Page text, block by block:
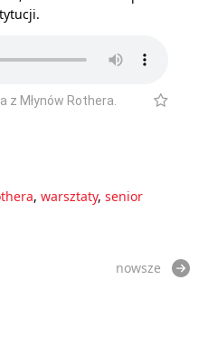
z Młynów Rothera.
, warsztaty, senior
nowsze